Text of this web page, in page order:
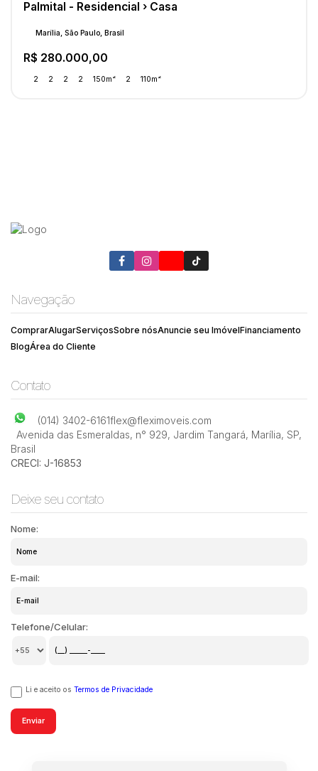
Palmital - Residencial › Casa
R$ 280.000,00
Marília, São Paulo, Brasil
2 2 2 2 150m² 2 110m²
Navegação
ComprarAlugarServiçosSobre nósAnuncie seu ImóvelFinanciamento
BlogÁrea do Cliente
Contato
(014) 3402-6161flex@fleximoveis.com
Avenida das Esmeraldas, n° 929, Jardim Tangará, Marília, SP,
Brasil
CRECI: J-16853
Deixe seu contato
Nome:
E-mail:
Telefone/Celular:
Li e aceito os Termos de Privacidade